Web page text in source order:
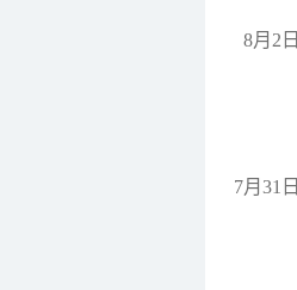
8月2日
7月31日